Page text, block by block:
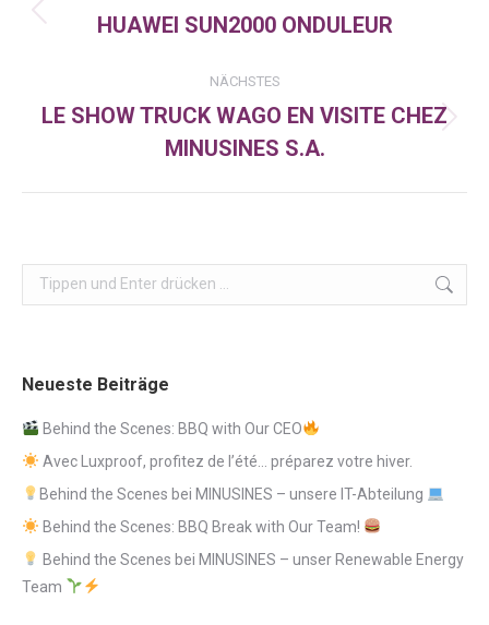
Vorheriger
HUAWEI SUN2000 ONDULEUR
NÄCHSTES
Nächster
Beitrag:
LE SHOW TRUCK WAGO EN VISITE CHEZ
MINUSINES S.A.
Search:
Neueste Beiträge
Behind the Scenes: BBQ with Our CEO
Avec Luxproof, profitez de l’été… préparez votre hiver.
Behind the Scenes bei MINUSINES – unsere IT-Abteilung
Behind the Scenes: BBQ Break with Our Team!
Behind the Scenes bei MINUSINES – unser Renewable Energy
Team